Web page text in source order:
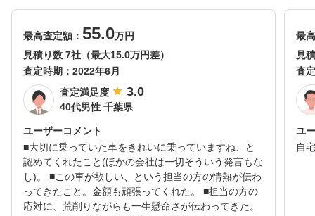
最高査定額： 55.0万円
見積り数 7社（最大15.0万円差）
査定時期： 2022年6月
査定満足度
3.0
40代男性 千葉県
ユーザーコメント
■大切に乗っていた車をきれいに乗っていますね、と
認めてくれたこと(ほかの会社は一切そういう発言もな
し)。 ■この車が欲しい、という担当の方の情熱が伝わ
ってきたこと。金額も頑張ってくれた。 ■担当の方の
応対に、荒削りながらも一生懸命さが伝わってきた。
最
見
査
ユ
自